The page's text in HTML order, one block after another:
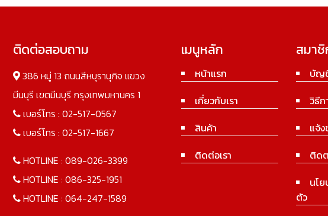
ติดต่อสอบถาม
386 หมู่ 13 ถนนสีหบุรานุกิจ แขวง
มีนบุรี เขตมีนบุรี กรุงเทพมหานคร 1
เบอร์โทร : 02-517-0567
เบอร์โทร : 02-517-1667
HOTLINE : 089-026-3399
HOTLINE : 086-325-1951
HOTLINE : 064-247-1589
เมนูหลัก
หน้าแรก
เกี่ยวกับเรา
สินค้า
ติดต่อเรา
สมา
บัญ
วิธี
แจ้ง
ติด
นโ
ตัว